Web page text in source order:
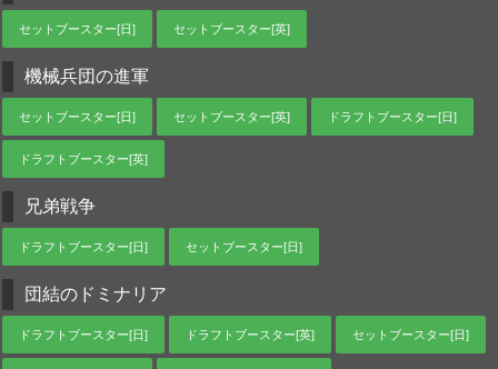
セットブースター[日] セットブースター[英]
機械兵団の進軍
セットブースター[日] セットブースター[英] ドラフトブースター[日]
ドラフトブースター[英]
兄弟戦争
ドラフトブースター[日] セットブースター[日]
団結のドミナリア
ドラフトブースター[日] ドラフトブースター[英] セットブースター[日]